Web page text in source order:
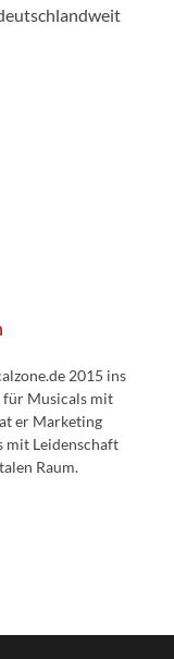
2015 ins
für Musicals mit
er Marketing
mit Leidenschaft
Raum.